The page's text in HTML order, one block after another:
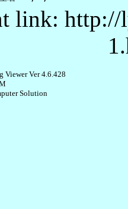
link:
Viewer Ver 4.6.428
Solution